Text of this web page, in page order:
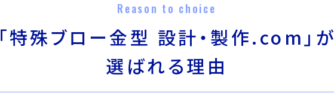
Reason to choice
「特殊ブロー金型 設計・製作.com」が
選ばれる理由